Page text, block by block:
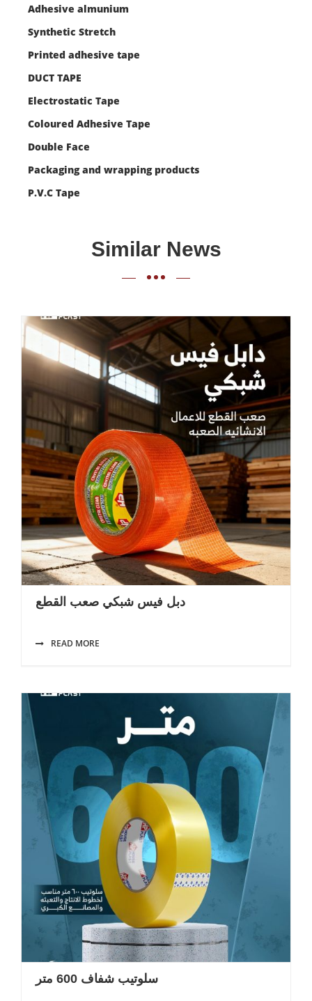
Adhesive almunium
Synthetic Stretch
Printed adhesive tape
DUCT TAPE
Electrostatic Tape
Coloured Adhesive Tape
Double Face
Packaging and wrapping products
P.V.C Tape
Similar News
دبل فيس شبكي صعب القطع
READ MORE
سلوتيب شفاف 600 متر